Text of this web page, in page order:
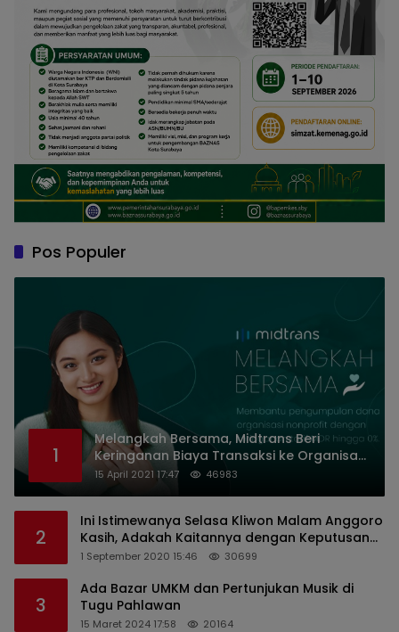
Pos Populer
1
Melangkah Bersama, Midtrans Beri
Keringanan Biaya Transaksi ke Organisasi
Nirlaba Indonesia
15 April 2021 17:47 46983
2
Ini Istimewanya Selasa Kliwon Malam Anggoro
Kasih, Adakah Kaitannya dengan Keputusan
PDIP?
1 September 2020 15:46 30699
3
Ada Bazar UMKM dan Pertunjukan Musik di
Tugu Pahlawan
15 Maret 2024 17:58 20164